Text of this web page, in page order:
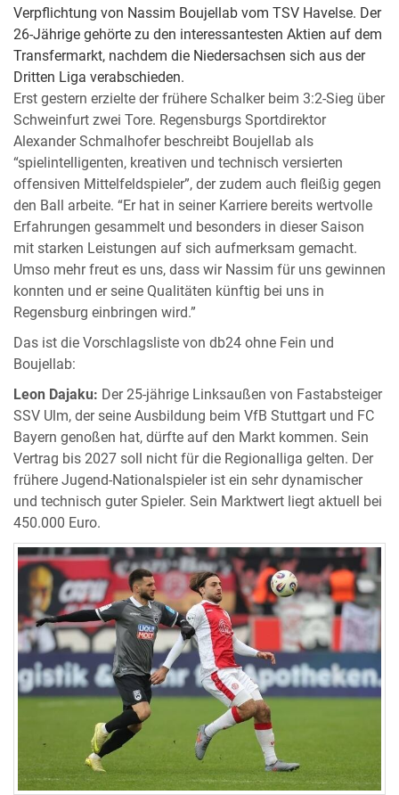
Verpflichtung von Nassim Boujellab vom TSV Havelse. Der
26-Jährige gehörte zu den interessantesten Aktien auf dem
Transfermarkt, nachdem die Niedersachsen sich aus der
Dritten Liga verabschieden.
Erst gestern erzielte der frühere Schalker beim 3:2-Sieg über
Schweinfurt zwei Tore. Regensburgs Sportdirektor
Alexander Schmalhofer beschreibt Boujellab als
“spielintelligenten, kreativen und technisch versierten
offensiven Mittelfeldspieler”, der zudem auch fleißig gegen
den Ball arbeite. “Er hat in seiner Karriere bereits wertvolle
Erfahrungen gesammelt und besonders in dieser Saison
mit starken Leistungen auf sich aufmerksam gemacht.
Umso mehr freut es uns, dass wir Nassim für uns gewinnen
konnten und er seine Qualitäten künftig bei uns in
Regensburg einbringen wird.”
Das ist die Vorschlagsliste von db24 ohne Fein und
Boujellab:
Leon Dajaku: Der 25-jährige Linksaußen von Fastabsteiger
SSV Ulm, der seine Ausbildung beim VfB Stuttgart und FC
Bayern genoßen hat, dürfte auf den Markt kommen. Sein
Vertrag bis 2027 soll nicht für die Regionalliga gelten. Der
frühere Jugend-Nationalspieler ist ein sehr dynamischer
und technisch guter Spieler. Sein Marktwert liegt aktuell bei
450.000 Euro.